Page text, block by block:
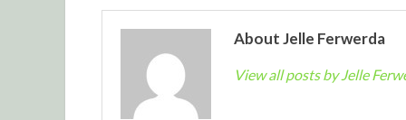
About Jelle Ferwerda
View all posts by Jelle